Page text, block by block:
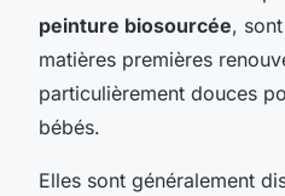
peinture biosourcée,
matières premières
particulièrement douces
bébés.
Elles sont généralement